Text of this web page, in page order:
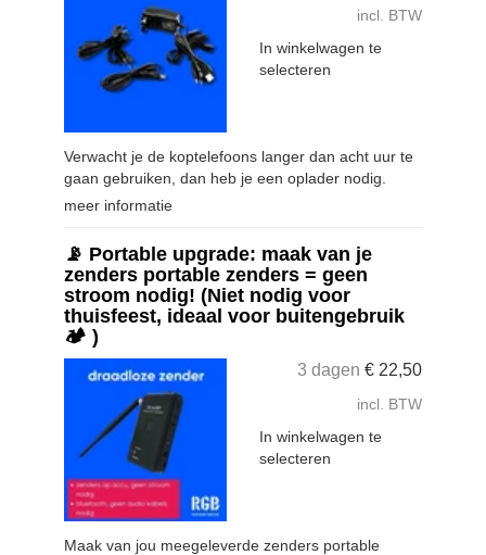
incl. BTW
In winkelwagen te
selecteren
Verwacht je de koptelefoons langer dan acht uur te
gaan gebruiken, dan heb je een oplader nodig.
meer informatie
📡 Portable upgrade: maak van je
zenders portable zenders = geen
stroom nodig! (Niet nodig voor
thuisfeest, ideaal voor buitengebruik
🏕️ )
3 dagen € 22,50
incl. BTW
In winkelwagen te
selecteren
Maak van jou meegeleverde zenders portable